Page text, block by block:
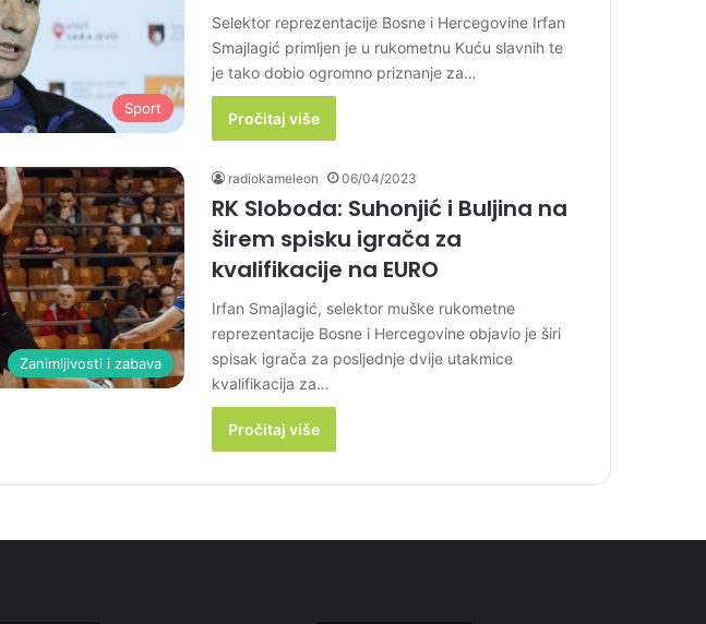
Sport
Selektor reprezentacije Bosne i Hercegovine Irfan
Smajlagić primljen je u rukometnu Kuću slavnih te
je tako dobio ogromno priznanje za…
Pročitaj više
Zanimljivosti i zabava
radiokameleon 06/04/2023
RK Sloboda: Suhonjić i Buljina na
širem spisku igrača za
kvalifikacije na EURO
Irfan Smajlagić, selektor muške rukometne
reprezentacije Bosne i Hercegovine objavio je širi
spisak igrača za posljednje dvije utakmice
kvalifikacija za…
Pročitaj više